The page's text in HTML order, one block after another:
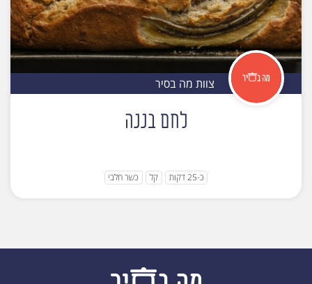
צוות מה בסיר
לחם בננה
כ-25 דקות קל כשר חלבי